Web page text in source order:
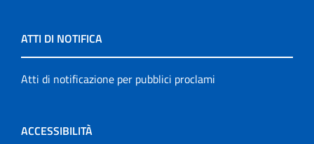
ATTI DI NOTIFICA
Atti di notificazione per pubblici proclami
ACCESSIBILITÀ